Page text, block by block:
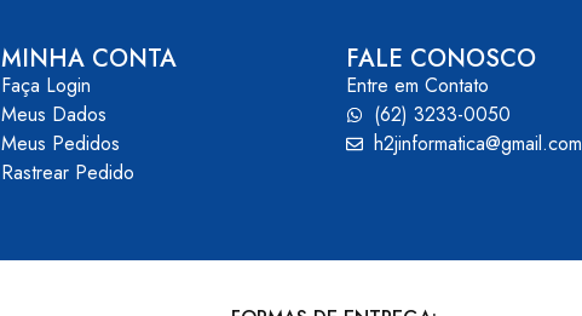
MINHA CONTA
Faça Login
Meus Dados
Meus Pedidos
Rastrear Pedido
FALE CONOSCO
Entre em Contato
(62) 3233-0050
h2jinformatica@gmail.com